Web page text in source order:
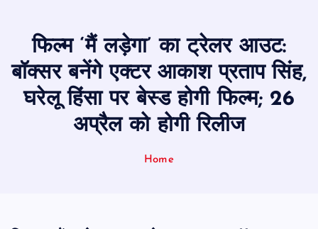
फिल्म ‘मैं लड़ेगा’ का ट्रेलर आउट:
बॉक्सर बनेंगे एक्टर आकाश प्रताप सिंह,
घरेलू हिंसा पर बेस्ड होगी फिल्म; 26
अप्रैल को होगी रिलीज
Home